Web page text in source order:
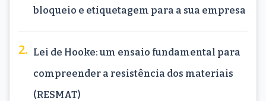
bloqueio e etiquetagem para a sua empresa
Lei de Hooke: um ensaio fundamental para
compreender a resistência dos materiais
(RESMAT)